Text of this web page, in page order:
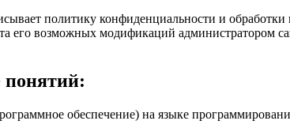
политику конфиденциальности и
его возможных модификаций администратором
понятий:
обеспечение) на языке